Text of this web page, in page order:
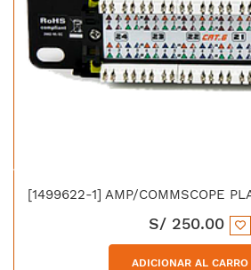
S/ 250.00
ADICIONAR AL CARRO